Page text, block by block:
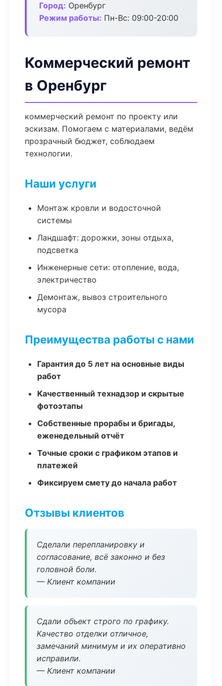
Город: Оренбург
Режим работы: Пн-Вс: 09:00-20:00
Коммерческий ремонт
в Оренбург
коммерческий ремонт по проекту или
эскизам. Помогаем с материалами, ведём
прозрачный бюджет, соблюдаем
технологии.
Наши услуги
Монтаж кровли и водосточной
системы
Ландшафт: дорожки, зоны отдыха,
подсветка
Инженерные сети: отопление, вода,
электричество
Демонтаж, вывоз строительного
мусора
Преимущества работы с нами
Гарантия до 5 лет на основные виды
работ
Качественный технадзор и скрытые
фотоэтапы
Собственные прорабы и бригады,
еженедельный отчёт
Точные сроки с графиком этапов и
платежей
Фиксируем смету до начала работ
Отзывы клиентов
Сделали перепланировку и
согласование, всё законно и без
головной боли.
— Клиент компании
Сдали объект строго по графику.
Качество отделки отличное,
замечаний минимум и их оперативно
исправили.
— Клиент компании